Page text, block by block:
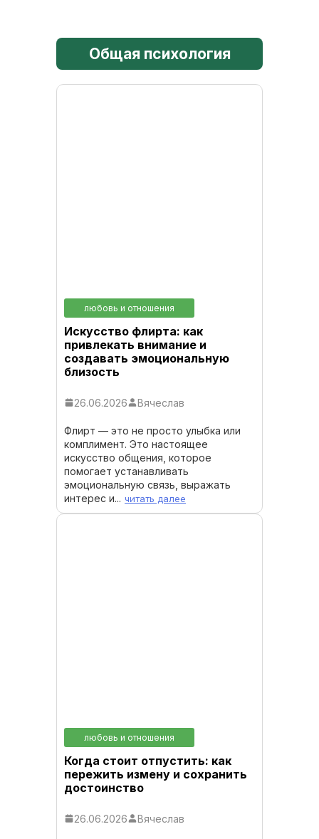
Общая психология
любовь и отношения
Искусство флирта: как
привлекать внимание и
создавать эмоциональную
близость
26.06.2026 Вячеслав
Флирт — это не просто улыбка или
комплимент. Это настоящее
искусство общения, которое
помогает устанавливать
эмоциональную связь, выражать
интерес и... читать далее
любовь и отношения
Когда стоит отпустить: как
пережить измену и сохранить
достоинство
26.06.2026 Вячеслав